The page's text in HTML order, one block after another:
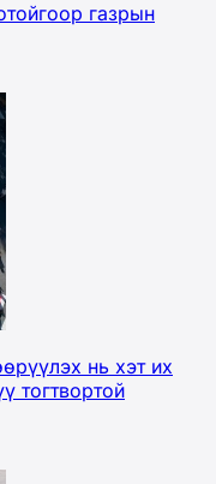
газрын
нь хэт их
тогтвортой